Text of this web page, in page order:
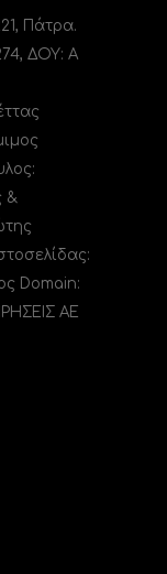
Πάτρα.
ΔΟΥ: A
&
Domain:
ΑΕ